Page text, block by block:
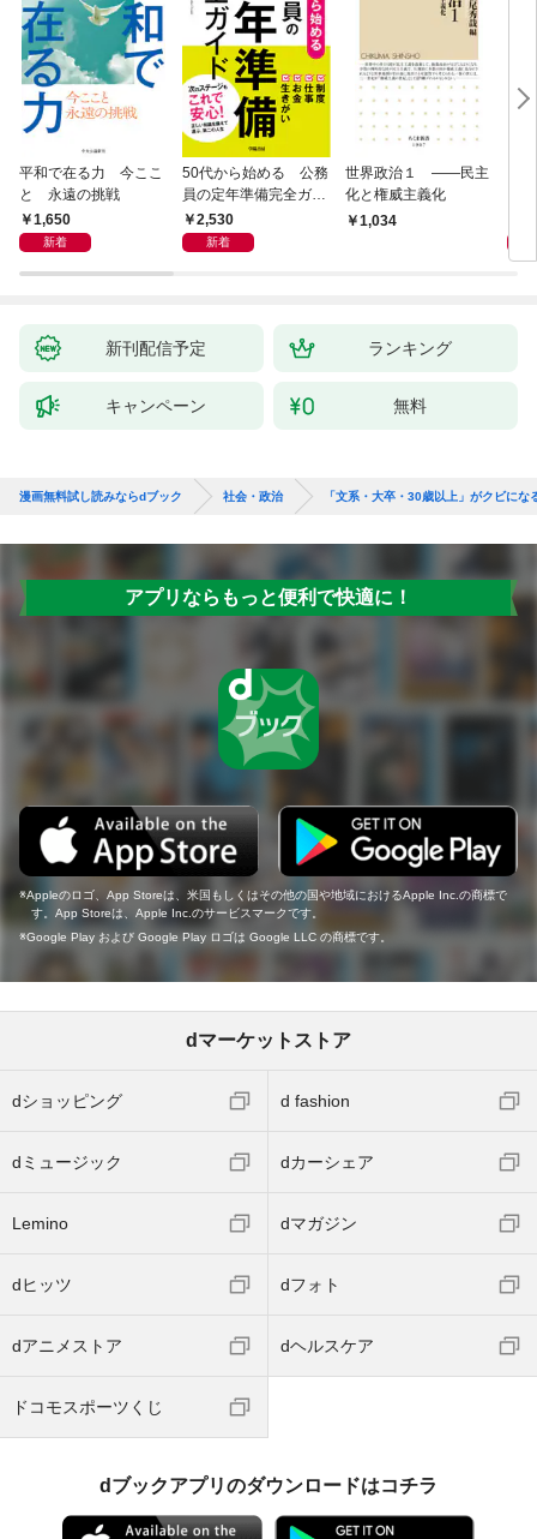
平和で在る力 今ここ
と 永遠の挑戦
1,650
新着
50代から始める 公務
員の定年準備完全ガイ
ド2,530
新着
世界政治１ ――民主
化と権威主義化
1,034
新刊配信予定 ランキング
キャンペーン 無料
漫画無料試し読みならdブック 社会・政治 「文系・大卒・30歳以上」がクビに
アプリならもっと便利で快適に！
Appleのロゴ、App Storeは、米国もしくはその他の国や地域におけるApple Inc.の商標で
す。App Storeは、Apple Inc.のサービスマークです。
Google Play および Google Play ロゴは Google LLC の商標です。
dマーケットストア
dショッピング d fashion
dミュージック dカーシェア
Lemino dマガジン
dヒッツ dフォト
dアニメストア dヘルスケア
ドコモスポーツくじ
dブックアプリのダウンロードはコチラ